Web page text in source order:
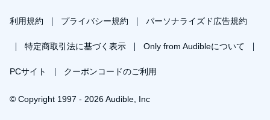
利用規約 プライバシー規約 パーソナライズド広告規約
特定商取引法に基づく表示 Only from Audibleについて
PCサイト クーポンコードのご利用
© Copyright 1997 - 2026 Audible, Inc